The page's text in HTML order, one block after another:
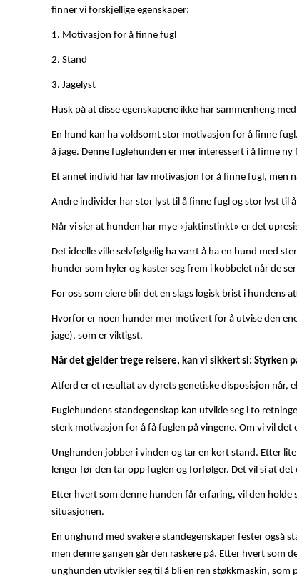
finner vi forskjellige egenskaper:
1. Motivasjon for å finne fugl
2. Stand
3. Jagelyst
Husk på at disse egenskapene ikke har sammenheng
En hund kan ha voldsomt stor motivasjon for å finne
å jage. Denne fuglehunden er mer interessert i å finne ny
Et annet individ har lav motivasjon for å finne fugl, men
Andre individer har stor lyst til å finne fugl og stor lyst til
Når vi sier at hunden har mye «jaktinstinkt» er det
Det ideelle ville selvfølgelig ha vært å ha en hund med
hunder som hyler og kaster seg frem i kobbelet når de
For oss som eiere blir det en slags logisk brist i hundens
Hvorfor er noen hunder mer motivert for å utvise den
jage), som er viktigst.
Når det gjelder trege reisere, kan vi sikkert si: Styrken
Atferd er et resultat av dyrets genetiske disposisjon når,
Fuglehundens standegenskap kan utvikle seg i to
sterk motivasjon for å få fuglen på vingene. Om vi vil det
Unghunden jobber i vinden og tar en kort stand. Etter
lenger før den tar opp fuglen og forfølger. Det vil si at
Etter hvert som denne hunden får erfaring, vil den
situasjonen.
En unghund med svakere standegenskaper fester også
men denne gangen går den raskere på. Etter hvert som
unghunden utvikler seg til å bli en ren støkkmaskin, som